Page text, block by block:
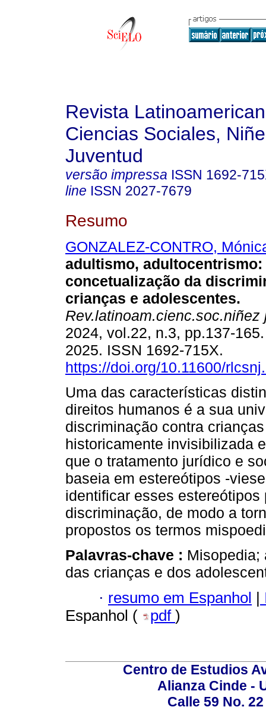
Revista
Ciencias Sociales,
Juventud
versão impressa ISSN 1692-
line ISSN 2027-7679
Resumo
GONZALEZ-CONTRO,
adultismo, adultocentrismo:
concetualização da
crianças e adolescentes.
Rev.latinoam.cienc.soc.niñez
2024, vol.22, n.3, pp.137-
2025. ISSN 1692-715X.
https://doi.org/10.11600/
Uma das características
direitos humanos é a sua
discriminação contra
historicamente invisibilizada
que o tratamento jurídico e
baseia em estereótipos -
identificar esses
discriminação, de modo a
propostos os termos
Palavras-chave : Misopedia;
das crianças e dos
· resumo em Espanhol |
Espanhol (
pdf )
Centro de Estudios
Alianza Cinde -
Calle 59 No.